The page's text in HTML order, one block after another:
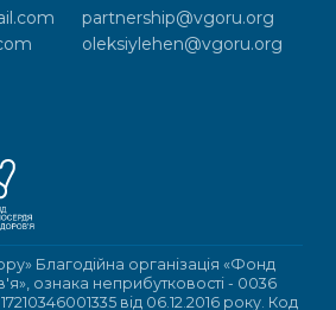
partnership@vgoru.org
oleksiylehen@vgoru.org
Благодійна організація «Фонд
ознака неприбутковості - 0036
від 06.12.2016 року. Код